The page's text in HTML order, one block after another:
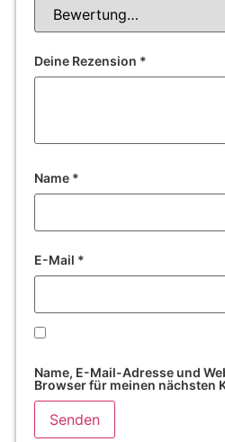
Deine Rezension *
Name *
E-Mail *
Name, E-Mail-Adresse und
Browser für meinen nächsten